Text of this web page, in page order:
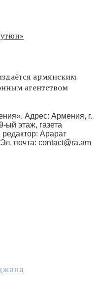
армянским
агентством
Адрес: Армения, г.
ый этаж, газета
Арарат
почта: contact@ra.am